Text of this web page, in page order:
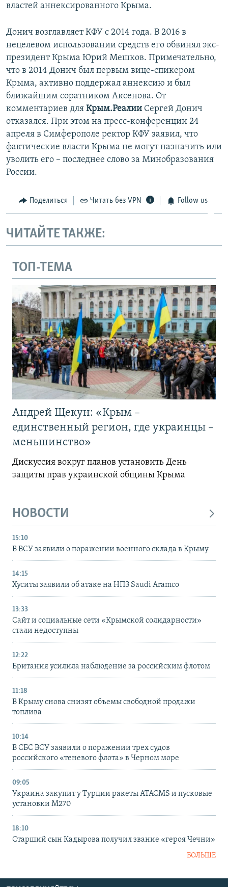
властей аннексированного Крыма.
Донич возглавляет КФУ с 2014 года. В 2016 в
нецелевом использовании средств его обвинял экс-
президент Крыма Юрий Мешков. Примечательно,
что в 2014 Донич был первым вице-спикером
Крыма, активно поддержал аннексию и был
ближайшим соратником Аксенова. От
комментариев для Крым.Реалии Сергей Донич
отказался. При этом на пресс-конференции 24
апреля в Симферополе ректор КФУ заявил, что
фактические власти Крыма не могут назначить или
уволить его – последнее слово за Минобразования
России.
Поделиться Читать без VPN Follow us
ЧИТАЙТЕ ТАКЖЕ:
ТОП-ТЕМА
Андрей Щекун: «Крым –
единственный регион, где украинцы –
меньшинство»
Дискуссия вокруг планов установить День
защиты прав украинской общины Крыма
НОВОСТИ
15:10
В ВСУ заявили о поражении военного склада в Крыму
14:15
Хуситы заявили об атаке на НПЗ Saudi Aramco
13:33
Сайт и социальные сети «Крымской солидарности»
стали недоступны
12:22
Британия усилила наблюдение за российским флотом
11:18
В Крыму снова снизят объемы свободной продажи
топлива
10:14
В СБС ВСУ заявили о поражении трех судов
российского «теневого флота» в Черном море
09:05
Украина закупит у Турции ракеты ATACMS и пусковые
установки M270
18:10
Старший сын Кадырова получил звание «героя Чечни»
БОЛЬШЕ